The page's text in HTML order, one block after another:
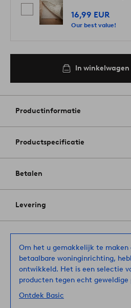
16,99 EUR
Our best value!
In winkelwagen
Productinformatie
Productspecificatie
Betalen
Levering
Om het u gemakkelijk te maken
betaalbare woninginrichting,
ontwikkeld. Het is een selectie
producten tegen echt geweldige
Ontdek Basic